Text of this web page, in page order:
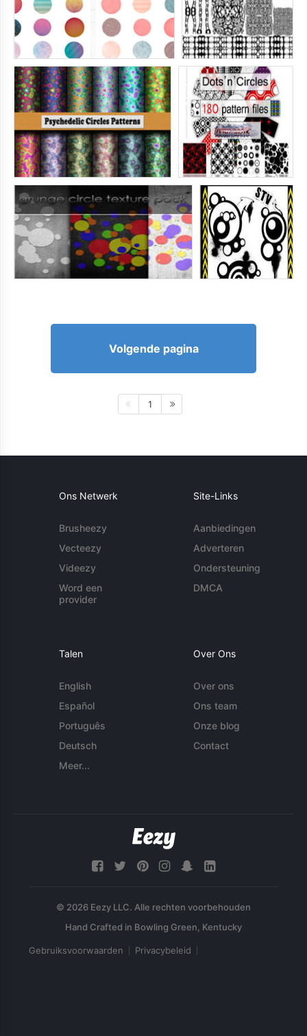
Volgende pagina
1
Ons Netwerk
Brusheezy
Vecteezy
Videezy
Word een
provider
Site-Links
Aanbiedingen
Adverteren
Ondersteuning
DMCA
Talen
English
Español
Português
Deutsch
Meer...
Over Ons
Over ons
Ons team
Onze blog
Contact
© 2026 Eezy LLC. Alle rechten voorbehouden
Gebruiksvoorwaarden Privacybeleid